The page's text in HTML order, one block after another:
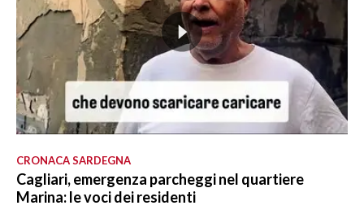
CRONACA SARDEGNA
Cagliari, emergenza parcheggi nel quartiere
Marina: le voci dei residenti